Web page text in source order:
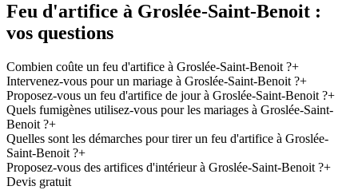
Feu d'artifice à Groslée-Saint-Benoit :
vos questions
Combien coûte un feu d'artifice à Groslée-Saint-Benoit ?+
Intervenez-vous pour un mariage à Groslée-Saint-Benoit ?+
Proposez-vous un feu d'artifice de jour à Groslée-Saint-Benoit ?+
Quels fumigènes utilisez-vous pour les mariages à Groslée-Saint-
Benoit ?+
Quelles sont les démarches pour tirer un feu d'artifice à Groslée-
Saint-Benoit ?+
Proposez-vous des artifices d'intérieur à Groslée-Saint-Benoit ?+
Devis gratuit